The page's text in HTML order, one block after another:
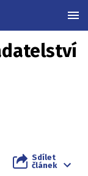
Sdílet
článek